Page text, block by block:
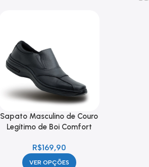
Sapato Masculino de Couro
Legítimo de Boi Comfort
Elástico
R$169,90
VER OPÇÕES